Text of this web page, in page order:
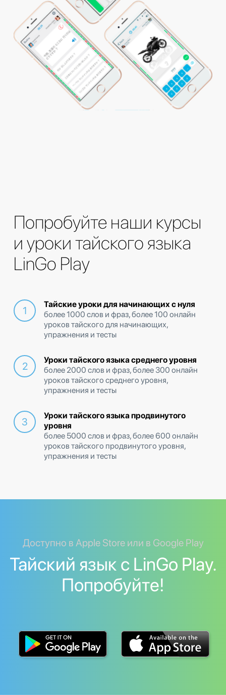
Попробуйте наши курсы
и уроки тайского языка
LinGo Play
Тайские уроки для начинающих с нуля
более 1000 слов и фраз, более 100 онлайн
уроков тайского для начинающих,
упражнения и тесты
Уроки тайского языка среднего уровня
более 2000 слов и фраз, более 300 онлайн
уроков тайского среднего уровня,
упражнения и тесты
Уроки тайского языка продвинутого
уровня
более 5000 слов и фраз, более 600 онлайн
уроков тайского продвинутого уровня,
упражнения и тесты
Доступно в Apple Store или в Google Play
Тайский язык с LinGo Play.
Попробуйте!